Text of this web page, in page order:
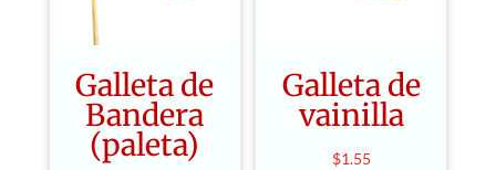
Galleta de
Bandera
(paleta)
Galleta de
vainilla
$1.55